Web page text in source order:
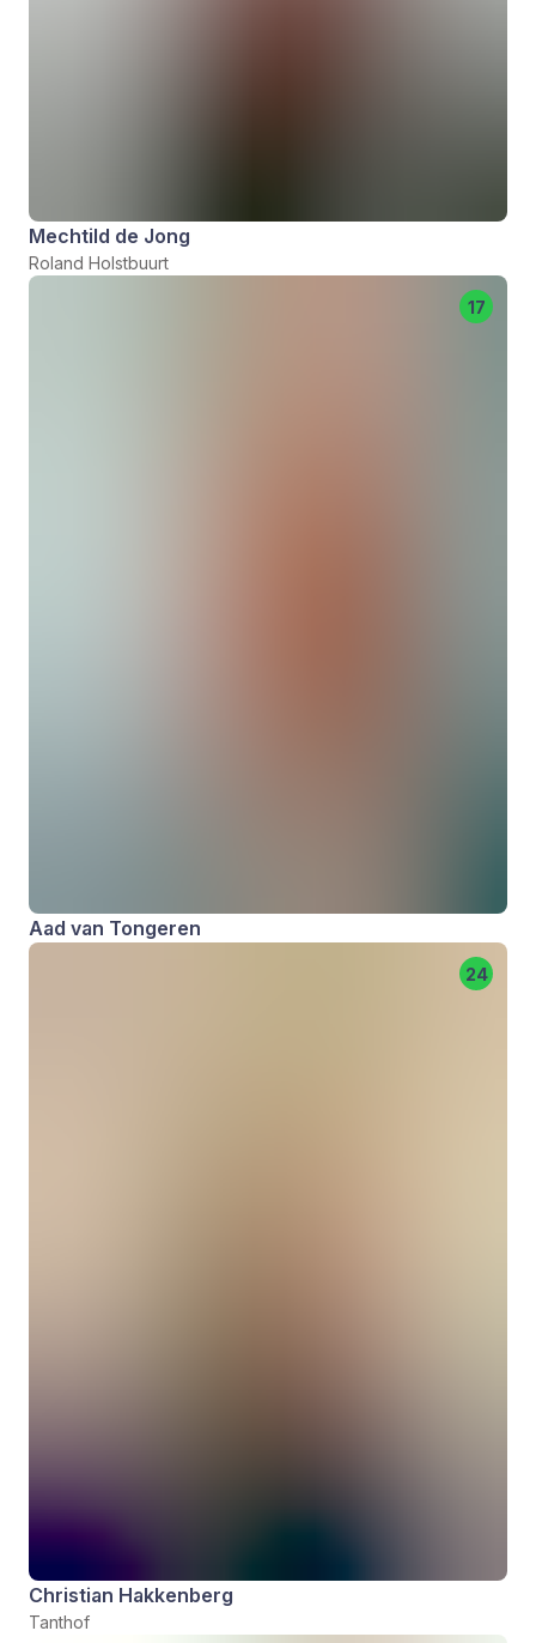
Mechtild de Jong
Roland Holstbuurt
17
Aad van Tongeren
24
Christian Hakkenberg
Tanthof